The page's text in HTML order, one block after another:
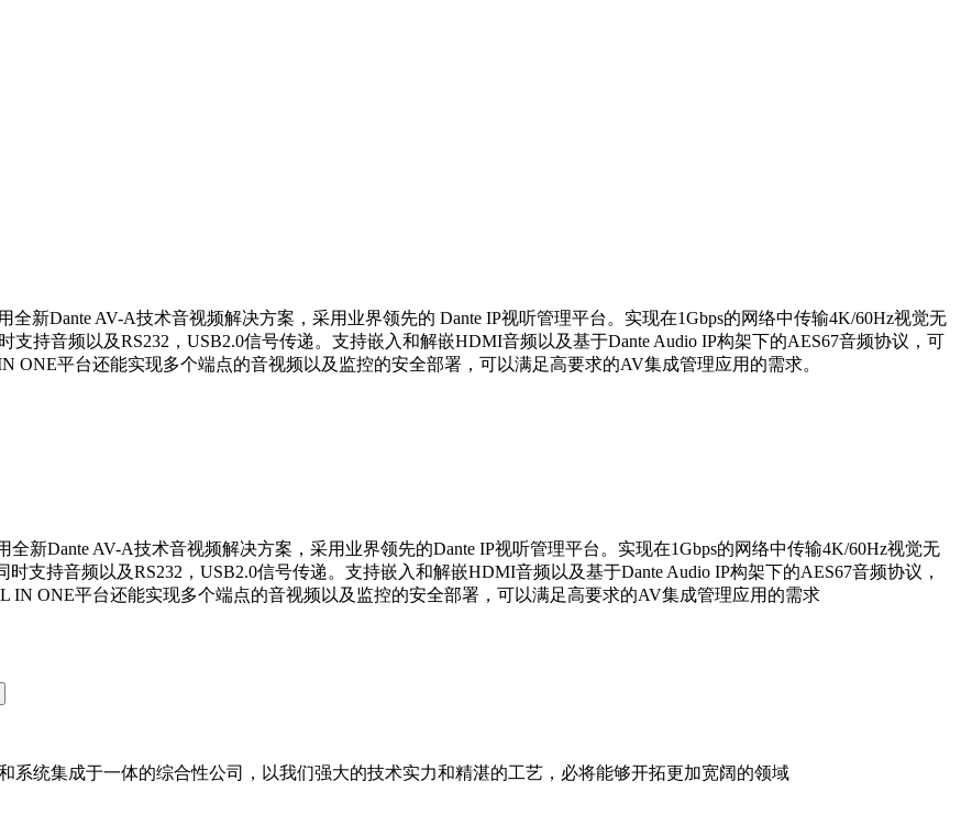
新Dante AV-A技术音视频解决方案，采用业界领先的 Dante IP视听管理平台。实现在1Gbps的网络中传输4K/60Hz视觉无
持音频以及RS232，USB2.0信号传递。支持嵌入和解嵌HDMI音频以及基于Dante Audio IP构架下的AES67音频协议，可
ONE平台还能实现多个端点的音视频以及监控的安全部署，可以满足高要求的AV集成管理应用的需求。
新Dante AV-A技术音视频解决方案，采用业界领先的Dante IP视听管理平台。实现在1Gbps的网络中传输4K/60Hz视觉无
支持音频以及RS232，USB2.0信号传递。支持嵌入和解嵌HDMI音频以及基于Dante Audio IP构架下的AES67音频协议，
ONE平台还能实现多个端点的音视频以及监控的安全部署，可以满足高要求的AV集成管理应用的需求
统集成于一体的综合性公司，以我们强大的技术实力和精湛的工艺，必将能够开拓更加宽阔的领域